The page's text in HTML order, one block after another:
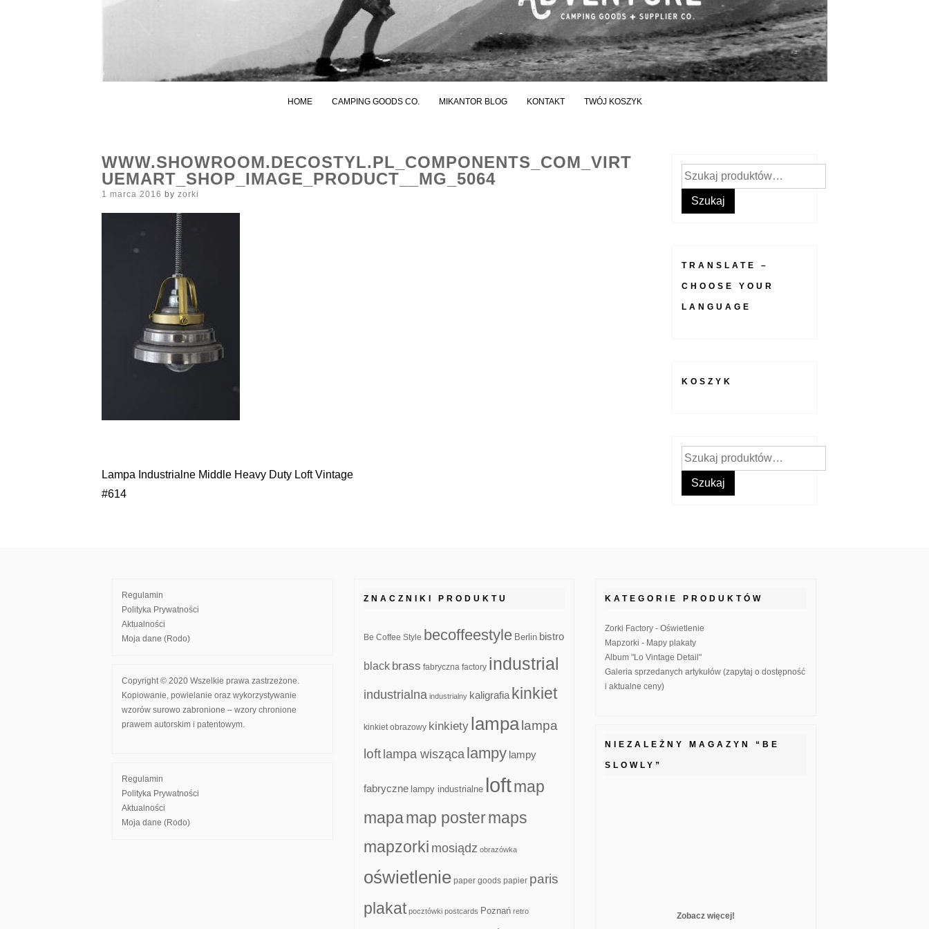
HOME CAMPING GOODS CO. MIKANTOR BLOG KONTAKT TWÓJ KOSZYK
WWW.SHOWROOM.DECOSTYL.PL_COMPONENTS_COM_VIRT
UEMART_SHOP_IMAGE_PRODUCT__MG_5064
Posted
1 marca 2016 by zorki
Nawigacja
Lampa Industrialne Middle Heavy Duty Loft Vintage
#614
Szukaj:
Szukaj
TRANSLATE –
CHOOSE YOUR
LANGUAGE
KOSZYK
Szukaj:
Szukaj
Regulamin
Polityka Prywatności
Aktualności
Moja dane (Rodo)
Copyright © 2020 Wszelkie prawa zastrzeżone.
Kopiowanie, powielanie oraz wykorzystywanie
wzorów surowo zabronione – wzory chronione
prawem autorskim i patentowym.
Regulamin
Polityka Prywatności
Aktualności
Moja dane (Rodo)
ZNACZNIKI PRODUKTU
Be Coffee Style becoffeestyle Berlin bistro
black brass fabryczna factory industrial
industrialna industrialny kaligrafia kinkiet
kinkiet obrazowy kinkiety lampa lampa
loft lampa wisząca lampy lampy
fabryczne lampy industrialne loftmap
mapamap postermaps
mapzorki mosiądz obrazówka
oświetlenie paper goods papier paris
plakat pocztówki postcards Poznań retro
KATEGORIE PRODUKTÓW
Zorki Factory - Oświetlenie
Mapzorki - Mapy plakaty
Album "Lo Vintage Detail"
Galeria sprzedanych artykułów (zapytaj o dostępność
i aktualne ceny)
NIEZALEŻNY MAGAZYN “BE
SLOWLY”
Zobacz więcej!